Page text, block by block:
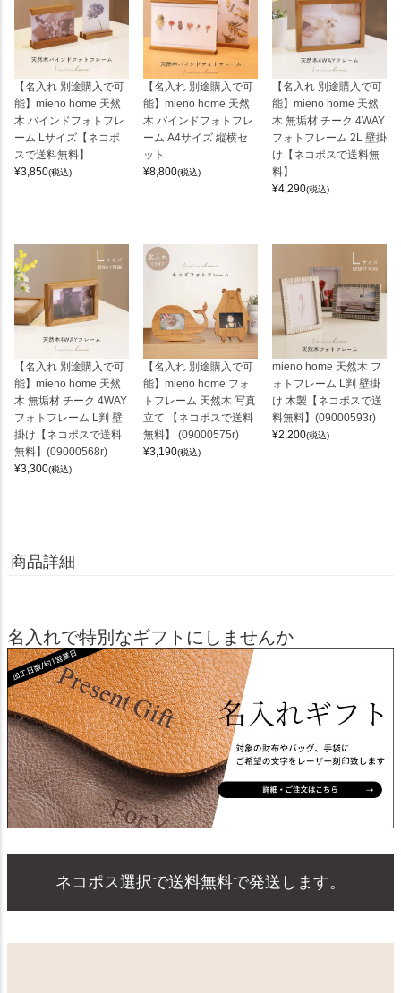
【名入れ 別途購入で可
能】mieno home 天然
木 バインドフォトフレ
ーム Lサイズ【ネコポ
スで送料無料】
¥3,850(税込)
【名入れ 別途購入で可
能】mieno home 天然
木 バインドフォトフレ
ーム A4サイズ 縦横セ
ット
¥8,800(税込)
【名入れ 別途購入で可
能】mieno home 天然
木 無垢材 チーク 4WAY
フォトフレーム 2L 壁掛
け【ネコポスで送料無
料】
¥4,290(税込)
【名入れ 別途購入で可
能】mieno home 天然
木 無垢材 チーク 4WAY
フォトフレーム L判 壁
掛け【ネコポスで送料
無料】(09000568r)
¥3,300(税込)
【名入れ 別途購入で可
能】mieno home フォ
トフレーム 天然木 写真
立て 【ネコポスで送料
無料】 (09000575r)
¥3,190(税込)
mieno home 天然木 フ
ォトフレーム L判 壁掛
け 木製【ネコポスで送
料無料】(09000593r)
¥2,200(税込)
商品詳細
名入れで特別なギフトにしませんか
ネコポス選択で送料無料で発送します。